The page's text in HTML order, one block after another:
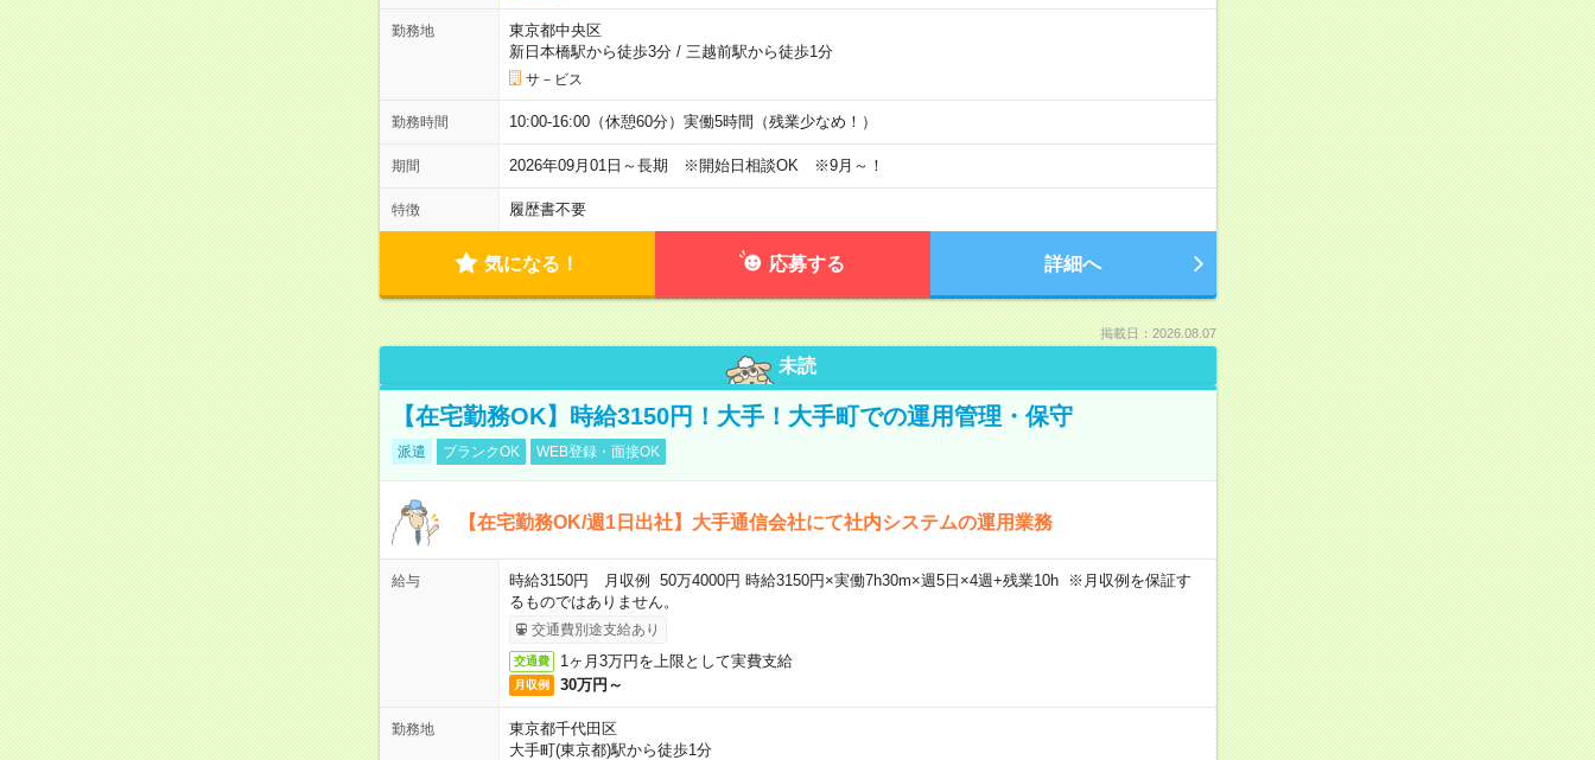
勤務地
東京都中央区
新日本橋駅から徒歩3分/ 三越前駅から徒歩1分
サ－ビス
勤務時間 10:00-16:00（休憩60分）実働5時間（残業少なめ！）
期間 2026年09月01日～長期 ※開始日相談OK ※9月～！
特徴 履歴書不要
気になる！ 応募する 詳細へ
掲載日：2026.08.07
未読
【在宅勤務OK】時給3150円！大手！大手町での運用管理・保守
派遣 ブランクOK WEB登録・面接OK
【在宅勤務OK/週1日出社】大手通信会社にて社内システムの運用業務
給与
時給3150円 月収例 50万4000円 時給3150円×実働7h30m×週5日×4週+残業10h ※月収例を保証す
るものではありません。
交通費別途支給あり
交通費 1ヶ月3万円を上限として実費支給
月収例 30万円～
勤務地
東京都千代田区
大手町(東京都)駅から徒歩1分